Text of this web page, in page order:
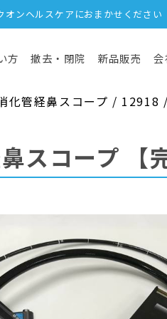
ンヘルスケアにおまかせください
方 撤去・閉院 新品販売
化管経鼻スコープ / 12918
スコープ 【